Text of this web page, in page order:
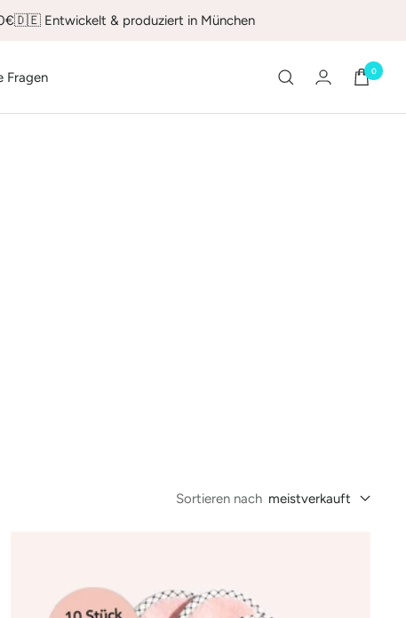
🇩🇪 Entwickelt & produziert in München
Fragen 0
Sortieren nach meistverkauft